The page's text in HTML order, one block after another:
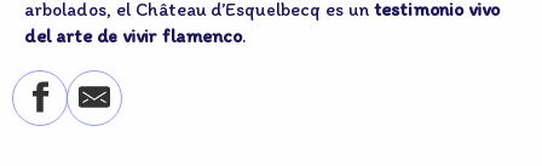
arbolados, el Château d’Esquelbecq es un testimonio vivo
del arte de vivir flamenco.